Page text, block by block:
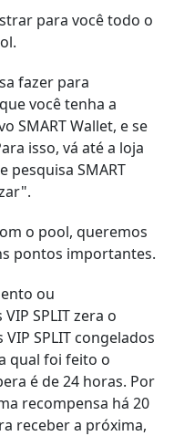
para você todo o
fazer para
você tenha a
SMART Wallet, e se
isso, vá até a loja
pesquisa SMART
o pool, queremos
pontos importantes.
ou
SPLIT zera o
SPLIT congelados
qual foi feito o
é de 24 horas. Por
recompensa há 20
receber a próxima,